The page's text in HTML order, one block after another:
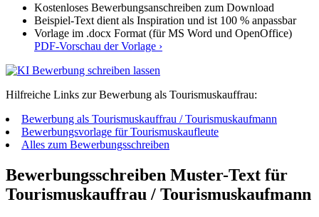
Kostenloses Bewerbungsanschreiben zum Download
Beispiel-Text dient als Inspiration und ist 100 % anpassbar
Vorlage im .docx Format (für MS Word und OpenOffice)
PDF-Vorschau der Vorlage ›
Hilfreiche Links zur Bewerbung als Tourismuskauffrau:
Bewerbung als Tourismuskauffrau / Tourismuskaufmann
Bewerbungsvorlage für Tourismuskaufleute
Alles zum Bewerbungsschreiben
Bewerbungsschreiben Muster-Text für
Tourismuskauffrau / Tourismuskaufmann